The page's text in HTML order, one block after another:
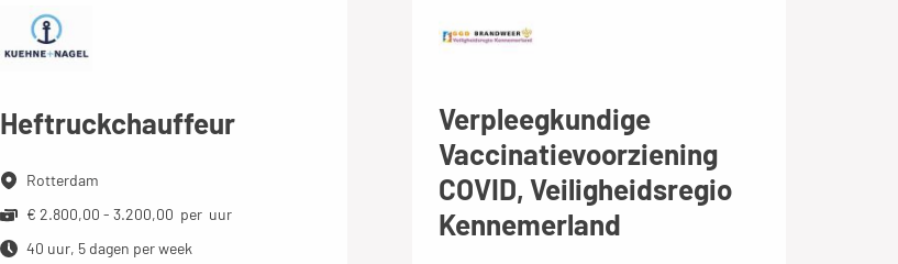
Heftruckchauffeur
Rotterdam
€ 2.800,00 - 3.200,00 per uur
40 uur, 5 dagen per week
Verpleegkundige
Vaccinatievoorziening
COVID, Veiligheidsregio
Kennemerland